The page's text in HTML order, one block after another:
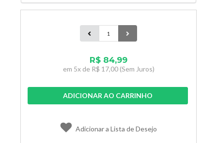
R$ 84,99
em 5x de R$ 17,00(Sem Juros)
ADICIONAR AO CARRINHO
Adicionar a Lista de Desejo